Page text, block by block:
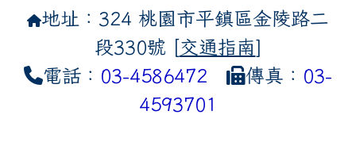
地址：324 桃園市平鎮區金陵路二
段330號 [交通指南]
電話： 03-4586472 傳真： 03-
4593701